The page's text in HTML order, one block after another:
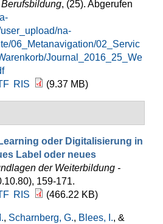
, (25). Abgerufen
na-
06_Metanavigation/02_Servic
Journal_2016_25_We
RIS (9.37 MB)
oder Digitalisierung in
Label oder neues
der Weiterbildung -
159-171.
RIS (466.22 KB)
, Scharnberg, G., Blees, I., &